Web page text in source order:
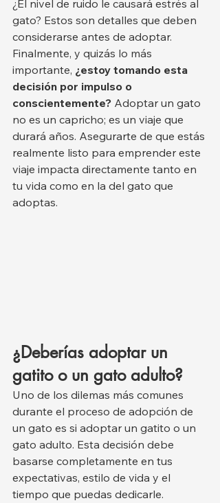
¿El nivel de ruido le causará estrés al
gato? Estos son detalles que deben
considerarse antes de adoptar.
Finalmente, y quizás lo más
importante, ¿estoy tomando esta
decisión por impulso o
conscientemente? Adoptar un gato
no es un capricho; es un viaje que
durará años. Asegurarte de que estás
realmente listo para emprender este
viaje impacta directamente tanto en
tu vida como en la del gato que
adoptas.
¿Deberías adoptar un
gatito o un gato adulto?
Uno de los dilemas más comunes
durante el proceso de adopción de
un gato es si adoptar un gatito o un
gato adulto. Esta decisión debe
basarse completamente en tus
expectativas, estilo de vida y el
tiempo que puedas dedicarle.